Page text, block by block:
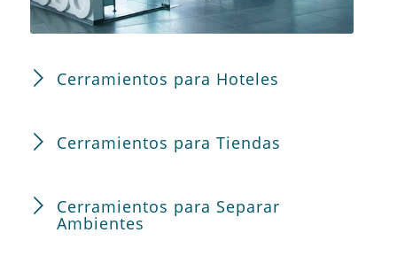
Cerramientos para Hoteles
Cerramientos para Tiendas
Cerramientos para Separar
Ambientes